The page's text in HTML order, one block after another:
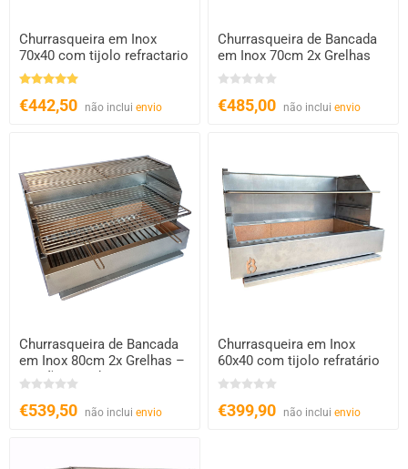
Churrasqueira em Inox
70x40 com tijolo refractario
€442,50 não inclui envio
Churrasqueira de Bancada
em Inox 70cm 2x Grelhas
€485,00 não incluienvio
Churrasqueira de Bancada
em Inox 80cm 2x Grelhas –
Carvão e Lenha
€539,50 não inclui envio
Churrasqueira em Inox
60x40 com tijolo refratário
€399,90 não incluienvio